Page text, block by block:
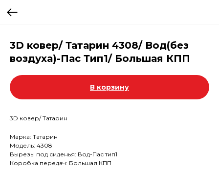
3D ковер/ Татарин 4308/ Вод(без
воздуха)-Пас Тип1/ Большая КПП
В корзину
3D ковер/ Татарин
Марка: Татарин
Модель: 4308
Вырезы под сиденья: Вод-Пас тип1
Коробка передач: Большая КПП